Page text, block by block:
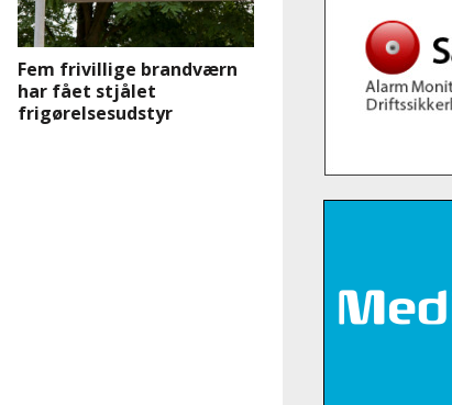
Fem frivillige brandværn
har fået stjålet
frigørelsesudstyr